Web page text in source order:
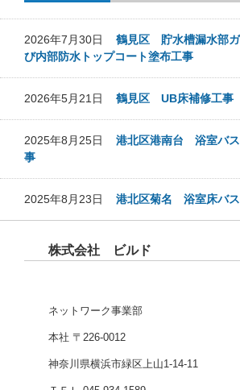
2026年7月30日 鶴見区 貯水槽漏水部ガ
び内部防水トップコート塗布工事
2026年5月21日 鶴見区 UB床補修工事
2025年8月25日 港北区港南台 浴室バ
事
2025年8月23日 港北区菊名 浴室床バ
株式会社 ビルド
ネットワーク事業部
本社 〒226-0012
神奈川県横浜市緑区上山1-14-11